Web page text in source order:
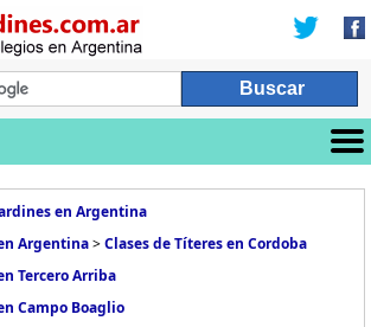
en Argentina
Argentina>Clases de Títeres en Cordoba
Tercero Arriba
Campo Boaglio